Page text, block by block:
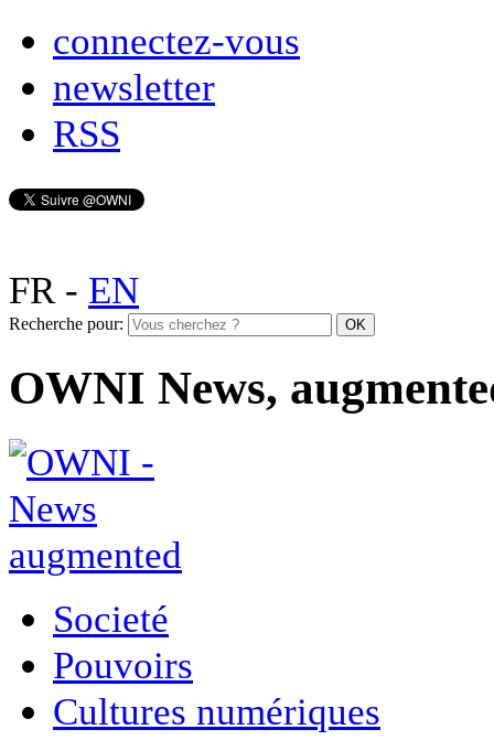
connectez-vous
newsletter
RSS
FR- EN
Recherche pour:
OWNI News,
Societé
Pouvoirs
Cultures numériques